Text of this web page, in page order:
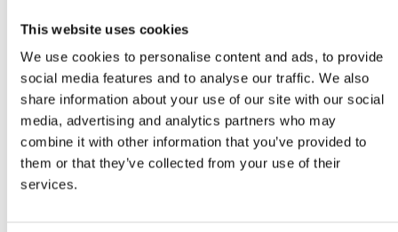
This website uses cookies
We use cookies to personalise content and ads, to provide
social media features and to analyse our traffic. We also
share information about your use of our site with our social
media, advertising and analytics partners who may
combine it with other information that you’ve provided to
them or that they’ve collected from your use of their
services.
Designer